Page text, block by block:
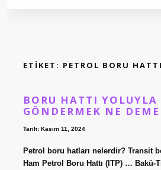
ETIKET: PETROL BORU
BORU HATTI YOLUYLA
GÖNDERMEK NE
Tarih: Kasım 11, 2024
Petrol boru hatları nelerdir? Transit
Ham Petrol Boru Hattı (ITP) … Bakü-